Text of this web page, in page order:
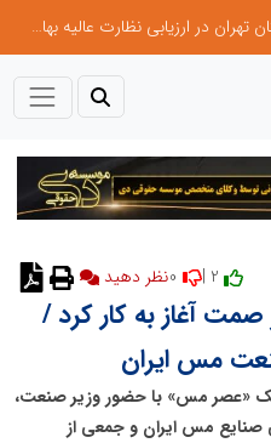
درخشش شرکت توزیع نیروی برق استان تهران در ارزیابی نظارت عالیه بهام توانیر
نظر دهید
آغاز به کار کرد /
مس ایران
«عصر مس» با حضور وزیر صنعت،
مس ایران و جمعی از